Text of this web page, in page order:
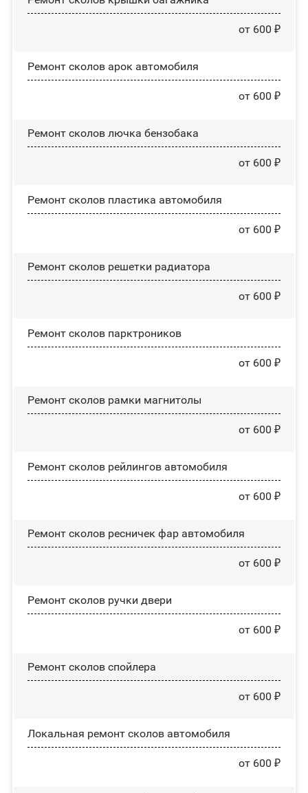
от 600 ₽
Ремонт сколов арок автомобиля
от 600 ₽
Ремонт сколов лючка бензобака
от 600 ₽
Ремонт сколов пластика автомобиля
от 600 ₽
Ремонт сколов решетки радиатора
от 600 ₽
Ремонт сколов парктроников
от 600 ₽
Ремонт сколов рамки магнитолы
от 600 ₽
Ремонт сколов рейлингов автомобиля
от 600 ₽
Ремонт сколов ресничек фар автомобиля
от 600 ₽
Ремонт сколов ручки двери
от 600 ₽
Ремонт сколов спойлера
от 600 ₽
Локальная ремонт сколов автомобиля
от 600 ₽